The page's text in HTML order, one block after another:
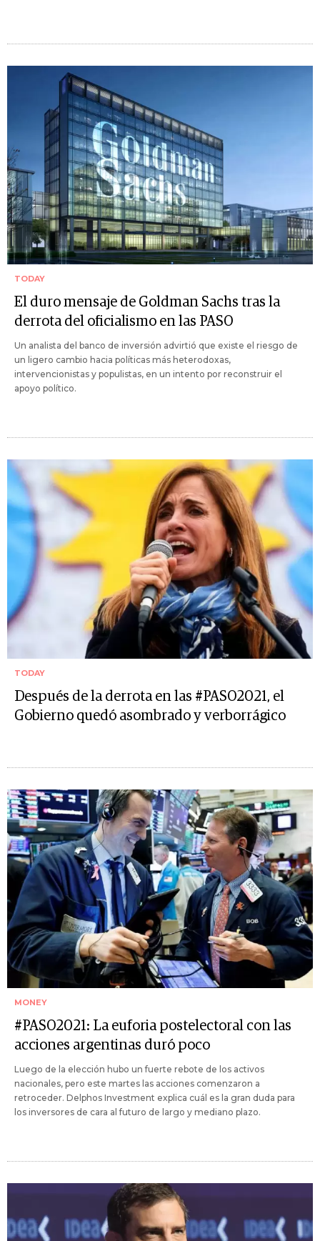
TODAY
El duro mensaje de Goldman Sachs tras la
derrota del oficialismo en las PASO
Un analista del banco de inversión advirtió que existe el riesgo de
un ligero cambio hacia políticas más heterodoxas,
intervencionistas y populistas, en un intento por reconstruir el
apoyo político.
TODAY
Después de la derrota en las #PASO2021, el
Gobierno quedó asombrado y verborrágico
MONEY
#PASO2021: La euforia postelectoral con las
acciones argentinas duró poco
Luego de la elección hubo un fuerte rebote de los activos
nacionales, pero este martes las acciones comenzaron a
retroceder. Delphos Investment explica cuál es la gran duda para
los inversores de cara al futuro de largo y mediano plazo.